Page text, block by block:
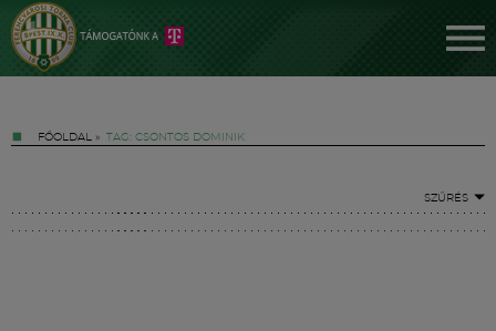
FŐOLDAL » TAG: CSONTOS DOMINIK
SZŰRÉS